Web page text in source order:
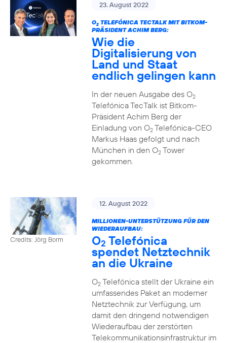
23. August 2022
O2TELEFÓNICA TECTALK MIT BITKOM-
PRÄSIDENT ACHIM BERG:
Wie die
Digitalisierung von
Land und Staat
endlich gelingen kann
In der neuen Ausgabe des O2
Telefónica TecTalk ist Bitkom-
Präsident Achim Berg der
Einladung von O2Telefónica-CEO
Markus Haas gefolgt und nach
München in den O2Tower
gekommen.
Credits: Jörg Borm
12. August 2022
MILLIONEN-UNTERSTÜTZUNG FÜR DEN
WIEDERAUFBAU:
O2 Telefónica
spendet Netztechnik
an die Ukraine
O2Telefónica stellt der Ukraine ein
umfassendes Paket an moderner
Netztechnik zur Verfügung, um
damit den dringend notwendigen
Wiederaufbau der zerstörten
Telekommunikationsinfrastruktur im